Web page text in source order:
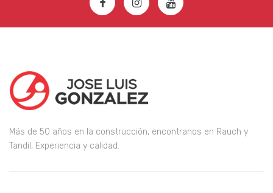
Más de 50 años en la construcción, encontranos en Rauch y
Tandil, Experiencia y calidad.